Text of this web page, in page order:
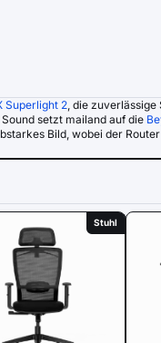
Superlight 2, die
setzt mailand auf die
Bild, wobei der
Stuhl